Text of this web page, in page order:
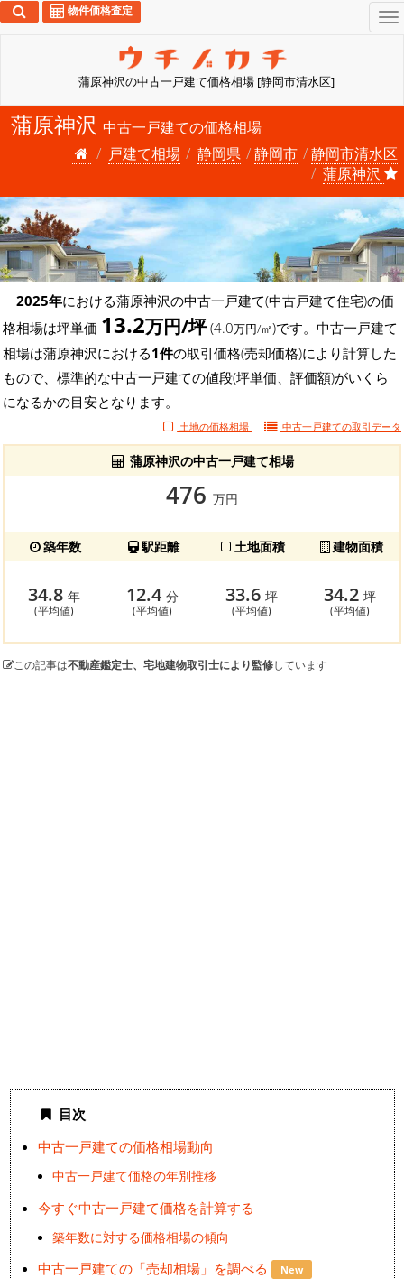
蒲原神沢の中古一戸建て価格相場 [静岡市清水区]
物件価格査定
蒲原神沢 中古一戸建ての価格相場
戸建て相場
静岡県 静岡市
静岡市清水区
蒲原神沢
2025年における蒲原神沢の中古一戸建て(中古戸建て住宅)の価
格相場は坪単価 13.2万円/坪(4.0万円/㎡)です。中古一戸建て
相場は蒲原神沢における1件の取引価格(売却価格)により計算した
もので、標準的な中古一戸建ての値段(坪単価、評価額)がいくら
になるかの目安となります。
土地の価格相場 中古一戸建ての取引データ
蒲原神沢の中古一戸建て相場
476 万円
築年数 駅距離 土地面積 建物面積
34.8 年
(平均値)
12.4分
(平均値)
33.6 坪
(平均値)
34.2坪
(平均値)
この記事は不動産鑑定士、宅地建物取引士により監修しています
目次
中古一戸建ての価格相場動向
中古一戸建て価格の年別推移
今すぐ中古一戸建て価格を計算する
築年数に対する価格相場の傾向
中古一戸建ての「売却相場」を調べる New